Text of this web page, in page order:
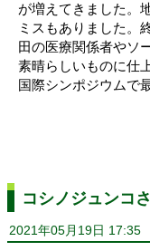
が増えてきました。
ミスもありました。
田の医療関係者やソ
素晴らしいものに仕
国際シンポジウムで
コシノジュンコ
2021年05月19日 17:35